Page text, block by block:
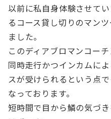
以前に私自身体験させて
るコース貸し切りのマン
ました。
このディアブロマンコーチ
同時走行かつインカムに
スが受けられるという点
なっております。
短時間で目から鱗の気づ